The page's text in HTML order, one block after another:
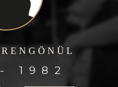
1982